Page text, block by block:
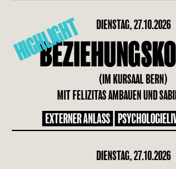
DIENSTAG, 27.10.2026
HIGHLIGHT
(IM KURSAAL BERN)
MIT FELIZITAS AMBAUEN UND
EXTERNER ANLASS
DIENSTAG, 27.10.2026